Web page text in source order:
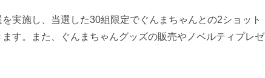
実施し、当選した30組限定でぐんまちゃんとの2ショット
す。また、ぐんまちゃんグッズの販売やノベルティプレゼ